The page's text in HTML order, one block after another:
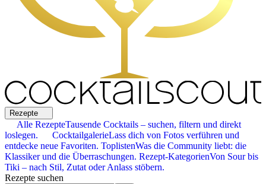
Rezepte
Alle RezepteTausende Cocktails – suchen, filtern und direkt
loslegen.
CocktailgalerieLass dich von Fotos verführen und
entdecke neue Favoriten. ToplistenWas die Community liebt: die
Klassiker und die Überraschungen. Rezept-KategorienVon Sour bis
Tiki – nach Stil, Zutat oder Anlass stöbern.
Rezepte suchen